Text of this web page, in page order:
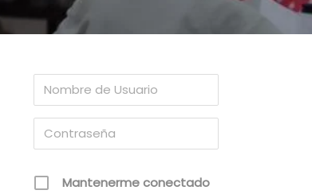
Mantenerme conectado